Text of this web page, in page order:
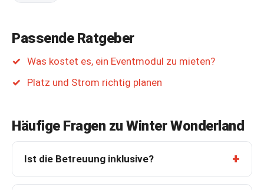
Passende Ratgeber
Was kostet es, ein Eventmodul zu mieten?
Platz und Strom richtig planen
Häufige Fragen zu Winter Wonderland
Ist die Betreuung inklusive?